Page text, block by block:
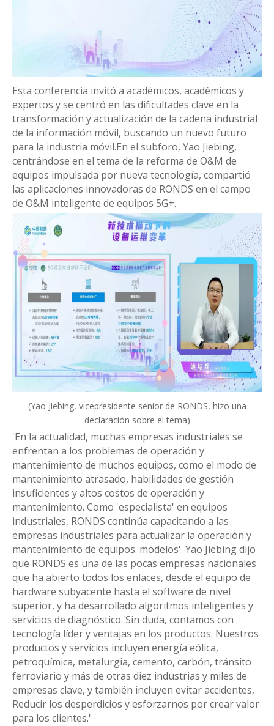
Esta conferencia invitó a académicos, académicos y
expertos y se centró en las dificultades clave en la
transformación y actualización de la cadena industrial
de la información móvil, buscando un nuevo futuro
para la industria móvil.En el subforo, Yao Jiebing,
centrándose en el tema de la reforma de O&M de
equipos impulsada por nueva tecnología, compartió
las aplicaciones innovadoras de RONDS en el campo
de O&M inteligente de equipos 5G+.
(Yao Jiebing, vicepresidente senior de RONDS, hizo una
declaración sobre el tema)
'En la actualidad, muchas empresas industriales se
enfrentan a los problemas de operación y
mantenimiento de muchos equipos, como el modo de
mantenimiento atrasado, habilidades de gestión
insuficientes y altos costos de operación y
mantenimiento. Como 'especialista' en equipos
industriales, RONDS continúa capacitando a las
empresas industriales para actualizar la operación y
mantenimiento de equipos. modelos'. Yao Jiebing dijo
que RONDS es una de las pocas empresas nacionales
que ha abierto todos los enlaces, desde el equipo de
hardware subyacente hasta el software de nivel
superior, y ha desarrollado algoritmos inteligentes y
servicios de diagnóstico.'Sin duda, contamos con
tecnología líder y ventajas en los productos. Nuestros
productos y servicios incluyen energía eólica,
petroquímica, metalurgia, cemento, carbón, tránsito
ferroviario y más de otras diez industrias y miles de
empresas clave, y también incluyen evitar accidentes,
Reducir los desperdicios y esforzarnos por crear valor
para los clientes.'